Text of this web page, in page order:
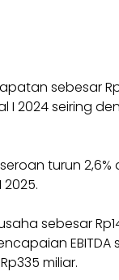
sebesar
I 2024 seiring
turun 2,6%
2025.
sebesar
miliar.